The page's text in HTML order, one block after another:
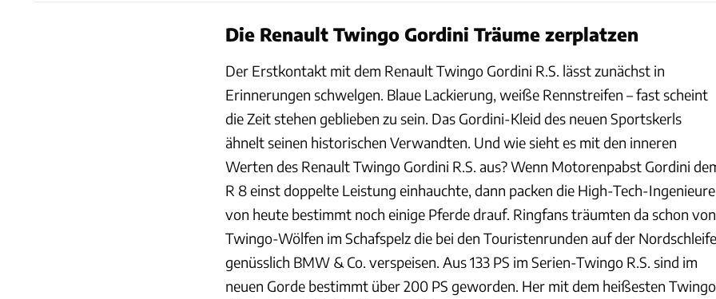
Die Renault Twingo Gordini Träume zerplatzen
Der Erstkontakt mit dem Renault Twingo Gordini R.S. lässt zunächst in
Erinnerungen schwelgen. Blaue Lackierung, weiße Rennstreifen – fast scheint
die Zeit stehen geblieben zu sein. Das Gordini-Kleid des neuen Sportskerls
ähnelt seinen historischen Verwandten. Und wie sieht es mit den inneren
Werten des Renault Twingo Gordini R.S. aus? Wenn Motorenpabst Gordini
R 8 einst doppelte Leistung einhauchte, dann packen die High-Tech-Ingenieure
von heute bestimmt noch einige Pferde drauf. Ringfans träumten da schon von
Twingo-Wölfen im Schafspelz die bei den Touristenrunden auf der Nordschleife
genüsslich BMW & Co. verspeisen. Aus 133 PS im Serien-Twingo R.S. sind im
neuen Gorde bestimmt über 200 PS geworden. Her mit dem heißesten Twingo